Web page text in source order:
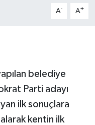
A- A+
belediye
Parti adayı
ilk sonuçlara
kentin ilk